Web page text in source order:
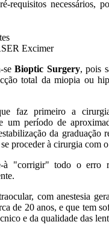
requisitos necessários,
Excimer
seBioptic Surgery, pois
total da miopia ou
faz primeiro a
um período de
da graduação
proceder à cirurgia com
à "corrigir" todo o erro
com anestesia
de 20 anos, e que tem
e da qualidade das